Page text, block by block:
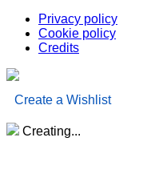
Privacy policy
Cookie policy
Credits
Create a Wishlist
Creating...